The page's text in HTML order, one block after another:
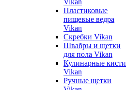
Vikan
Пластиковые
пищевые ведра
Vikan
Скребки Vikan
Швабры и щетки
для пола Vikan
Кулинарные кисти
Vikan
Ручные щетки